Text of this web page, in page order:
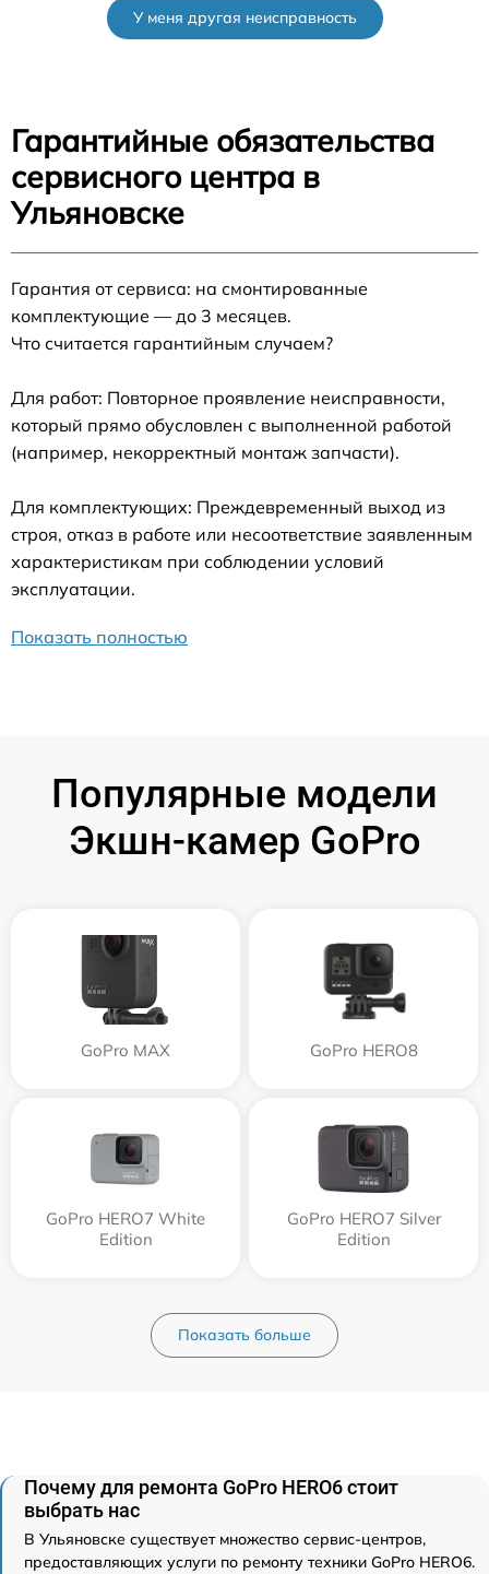
У меня другая неисправность
Гарантийные обязательства
сервисного центра в
Ульяновске
Гарантия от сервиса: на смонтированные
комплектующие — до 3 месяцев.
Что считается гарантийным случаем?
Для работ: Повторное проявление неисправности,
который прямо обусловлен с выполненной работой
(например, некорректный монтаж запчасти).
Для комплектующих: Преждевременный выход из
строя, отказ в работе или несоответствие заявленным
характеристикам при соблюдении условий
эксплуатации.
Показать полностью
Популярные модели
Экшн-камер GoPro
GoPro MAX GoPro HERO8
GoPro HERO7 White
Edition
GoPro HERO7 Silver
Edition
Показать больше
Почему для ремонта GoPro HERO6 стоит
выбрать нас
В Ульяновске существует множество сервис-центров,
предоставляющих услуги по ремонту техники GoPro HERO6.